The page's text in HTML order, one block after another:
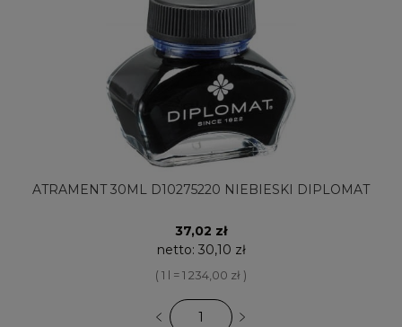
ATRAMENT 30ML D10275220 NIEBIESKI DIPLOMAT
37,02 zł
netto: 30,10 zł
( 1 l = 1 234,00 zł )